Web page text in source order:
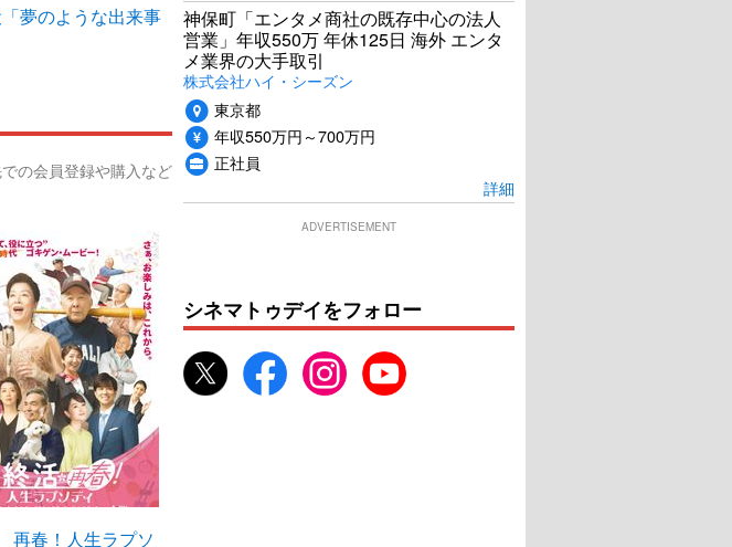
夢のような出来事
の会員登録や購入など
春！人生ラプソ
神保町「エンタメ商社の既存中心の法人
営業」年収550万 年休125日 海外 エンタ
メ業界の大手取引
株式会社ハイ・シーズン
東京都
年収550万円～700万円
正社員
詳細
ADVERTISEMENT
シネマトゥデイをフォロー